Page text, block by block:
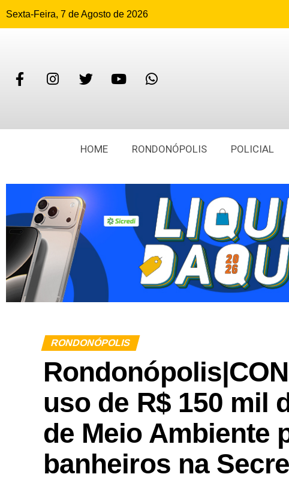
Sexta-Feira, 7 de Agosto de 2026
HOME RONDONÓPOLIS POLICIAL
RONDONÓPOLIS
uso de R$ 150 mil
de Meio Ambiente
banheiros na